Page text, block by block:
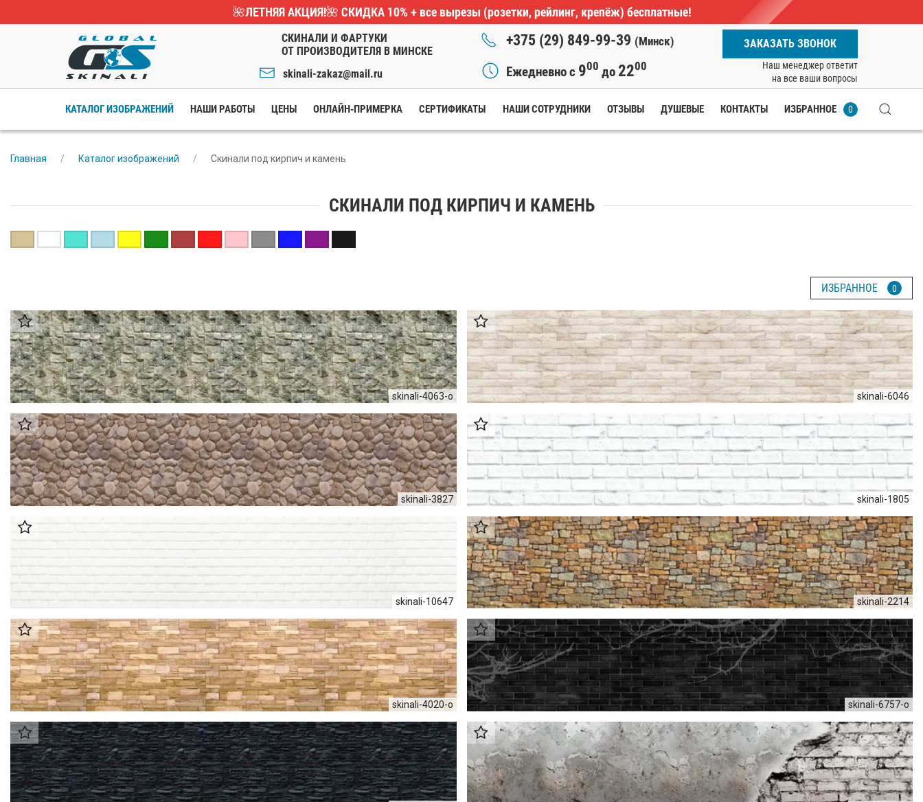
🌺ЛЕТНЯЯ АКЦИЯ!🌺 СКИДКА 10%+ все вырезы (розетки, рейлинг, крепёж) бесплатные!
СКИНАЛИ И ФАРТУКИ
ОТ ПРОИЗВОДИТЕЛЯ В МИНСКЕ
skinali-zakaz@mail.ru
+375 (29) 849-99-39 (Минск)
Ежедневно с 900 до 2200
ЗАКАЗАТЬ ЗВОНОК
Наш менеджер ответит
на все ваши вопросы
КАТАЛОГ ИЗОБРАЖЕНИЙ НАШИ РАБОТЫ ЦЕНЫ ОНЛАЙН-ПРИМЕРКА СЕРТИФИКАТЫ НАШИ СОТРУДНИКИ ОТЗЫВЫ ДУШЕВЫЕ КОНТАКТЫ ИЗБРАННОЕ 0
Главная Каталог изображений Скинали под кирпич и камень
СКИНАЛИ ПОД КИРПИЧ И КАМЕНЬ
ИЗБРАННОЕ 0
skinali-4063-o skinali-6046
skinali-3827 skinali-1805
skinali-10647 skinali-2214
skinali-4020-o skinali-6757-o